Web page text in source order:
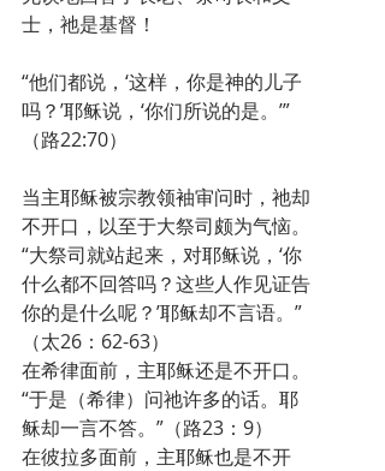
士，祂是基督！
“他们都说，‘这样，你是神的儿子
吗？’耶稣说，‘你们所说的是。’”
（路22:70）
当主耶稣被宗教领袖审问时，祂却
不开口，以至于大祭司颇为气恼。
“大祭司就站起来，对耶稣说，‘你
什么都不回答吗？这些人作见证告
你的是什么呢？’耶稣却不言语。”
（太26：62-63）
在希律面前，主耶稣还是不开口。
“于是（希律）问祂许多的话。耶
稣却一言不答。”（路23：9）
在彼拉多面前，主耶稣也是不开